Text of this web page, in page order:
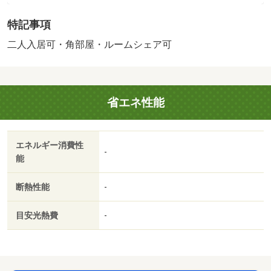
駅バス１０分国道安永停歩１０分／関西本線桑名駅バス１
０分国道安永停歩１０分・システムキッチン！ウォークイ
特記事項
二人入居可・角部屋・ルームシェア可
省エネ性能
エネルギー消費性
能
-
断熱性能 -
目安光熱費 -